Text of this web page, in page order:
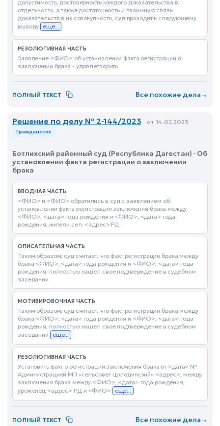
допустимость, достоверность каждого доказательства в
отдельности, а также достаточность и взаимную связь
доказательств в их совокупности, суд приходит к следующему
выводу еще...
РЕЗОЛЮТИВНАЯ ЧАСТЬ
Заявление <ФИО> об установлении факта регистрации о
заключении брака - удовлетворить
ПОЛНЫЙ ТЕКСТ Все похожие дела→
Решение по делу № 2-144/2023 от 14.02.2023
Гражданское
Ботлихский районный суд (Республика Дагестан) · Об
установлении факта регистрации о заключении
брака
ВВОДНАЯ ЧАСТЬ
<ФИО> и <ФИО> обратились в суд с заявлением об
установлении факта регистрации заключения брака между
<ФИО>, <дата> года рождения и <ФИО>, <дата> года
рождения, жители сел. <адрес> РД
ОПИСАТЕЛЬНАЯ ЧАСТЬ
Таким образом, суд считает, что факт регистрации брака между
брака <ФИО>, <дата> года рождения и <ФИО>, <дата> года
рождения, полностью нашел свое подтверждение в судебном
заседании
МОТИВИРОВОЧНАЯ ЧАСТЬ
Таким образом, суд считает, что факт регистрации брака между
брака <ФИО>, <дата> года рождения и <ФИО>, <дата> года
рождения, полностью нашел свое подтверждение в судебном
заседании
еще...
РЕЗОЛЮТИВНАЯ ЧАСТЬ
Установить факт о регистрации заключения брака от <дата> №
Администрацией МП «сельсовет Цолодинский» <адрес>, между
заключения брака между <ФИО>, <дата> года рождения,
уроженец <адрес> РД и <ФИО>
еще...
ПОЛНЫЙ ТЕКСТ Все похожие дела→